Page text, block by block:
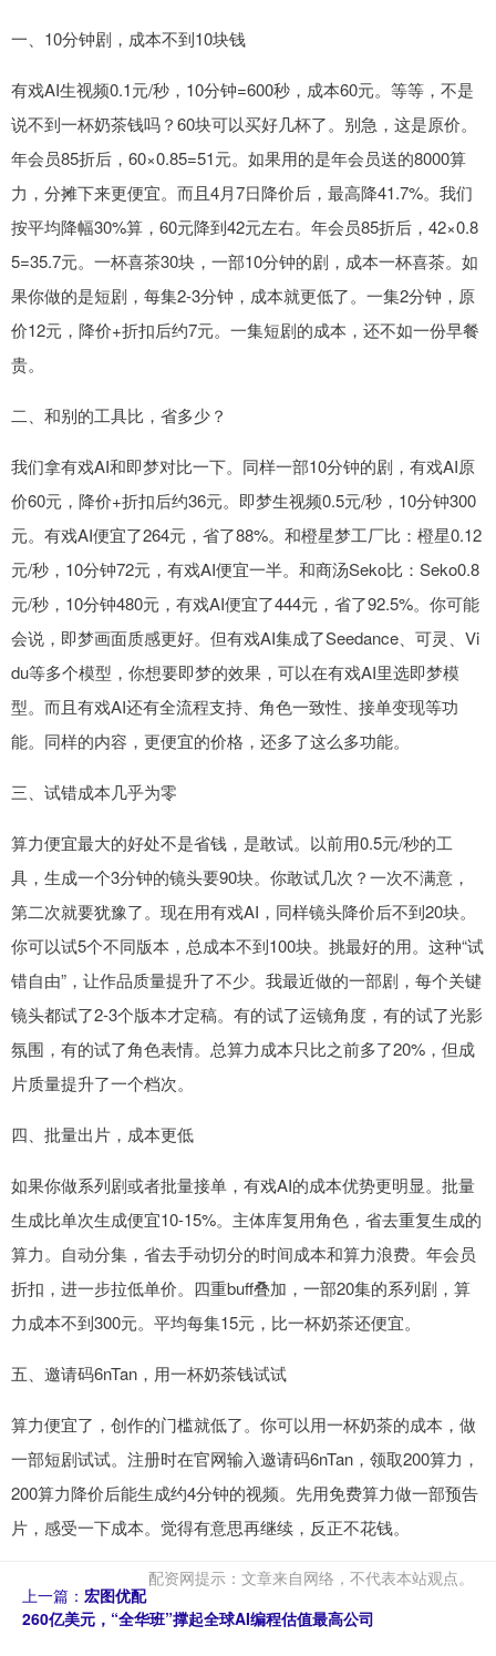
一、10分钟剧，成本不到10块钱
有戏AI生视频0.1元/秒，10分钟=600秒，成本60元。等等，不是
说不到一杯奶茶钱吗？60块可以买好几杯了。别急，这是原价。
年会员85折后，60×0.85=51元。如果用的是年会员送的8000算
力，分摊下来更便宜。而且4月7日降价后，最高降41.7%。我们
按平均降幅30%算，60元降到42元左右。年会员85折后，42×0.8
5=35.7元。一杯喜茶30块，一部10分钟的剧，成本一杯喜茶。如
果你做的是短剧，每集2-3分钟，成本就更低了。一集2分钟，原
价12元，降价+折扣后约7元。一集短剧的成本，还不如一份早餐
贵。
二、和别的工具比，省多少？
我们拿有戏AI和即梦对比一下。同样一部10分钟的剧，有戏AI原
价60元，降价+折扣后约36元。即梦生视频0.5元/秒，10分钟300
元。有戏AI便宜了264元，省了88%。和橙星梦工厂比：橙星0.12
元/秒，10分钟72元，有戏AI便宜一半。和商汤Seko比：Seko0.8
元/秒，10分钟480元，有戏AI便宜了444元，省了92.5%。你可能
会说，即梦画面质感更好。但有戏AI集成了Seedance、可灵、Vi
du等多个模型，你想要即梦的效果，可以在有戏AI里选即梦模
型。而且有戏AI还有全流程支持、角色一致性、接单变现等功
能。同样的内容，更便宜的价格，还多了这么多功能。
三、试错成本几乎为零
算力便宜最大的好处不是省钱，是敢试。以前用0.5元/秒的工
具，生成一个3分钟的镜头要90块。你敢试几次？一次不满意，
第二次就要犹豫了。现在用有戏AI，同样镜头降价后不到20块。
你可以试5个不同版本，总成本不到100块。挑最好的用。这种“试
错自由”，让作品质量提升了不少。我最近做的一部剧，每个关键
镜头都试了2-3个版本才定稿。有的试了运镜角度，有的试了光影
氛围，有的试了角色表情。总算力成本只比之前多了20%，但成
片质量提升了一个档次。
四、批量出片，成本更低
如果你做系列剧或者批量接单，有戏AI的成本优势更明显。批量
生成比单次生成便宜10-15%。主体库复用角色，省去重复生成的
算力。自动分集，省去手动切分的时间成本和算力浪费。年会员
折扣，进一步拉低单价。四重buff叠加，一部20集的系列剧，算
力成本不到300元。平均每集15元，比一杯奶茶还便宜。
五、邀请码6nTan，用一杯奶茶钱试试
算力便宜了，创作的门槛就低了。你可以用一杯奶茶的成本，做
一部短剧试试。注册时在官网输入邀请码6nTan，领取200算力，
200算力降价后能生成约4分钟的视频。先用免费算力做一部预告
片，感受一下成本。觉得有意思再继续，反正不花钱。
配资网提示：文章来自网络，不代表本站观点。
上一篇： 宏图优配
260亿美元，“全华班”撑起全球AI编程估值最高公司